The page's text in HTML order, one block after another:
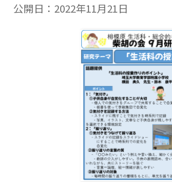
公開日： 2022年11月21日